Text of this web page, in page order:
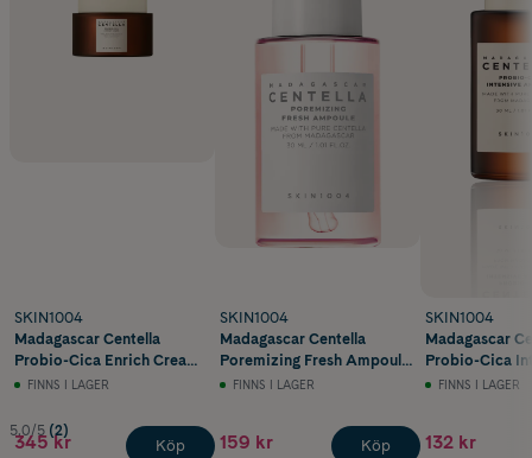
SKIN1004
Madagascar Centella
Probio-Cica Enrich Cream
50ml
FINNS I LAGER
5.0/5 (2)
345 kr Köp
SKIN1004
Madagascar Centella
Poremizing Fresh Ampoule
30ml
FINNS I LAGER
159 kr Köp
SKIN1004
Madagascar
Probio-Cica
Ampoule 30 ml
FINNS I LAGER
132 kr